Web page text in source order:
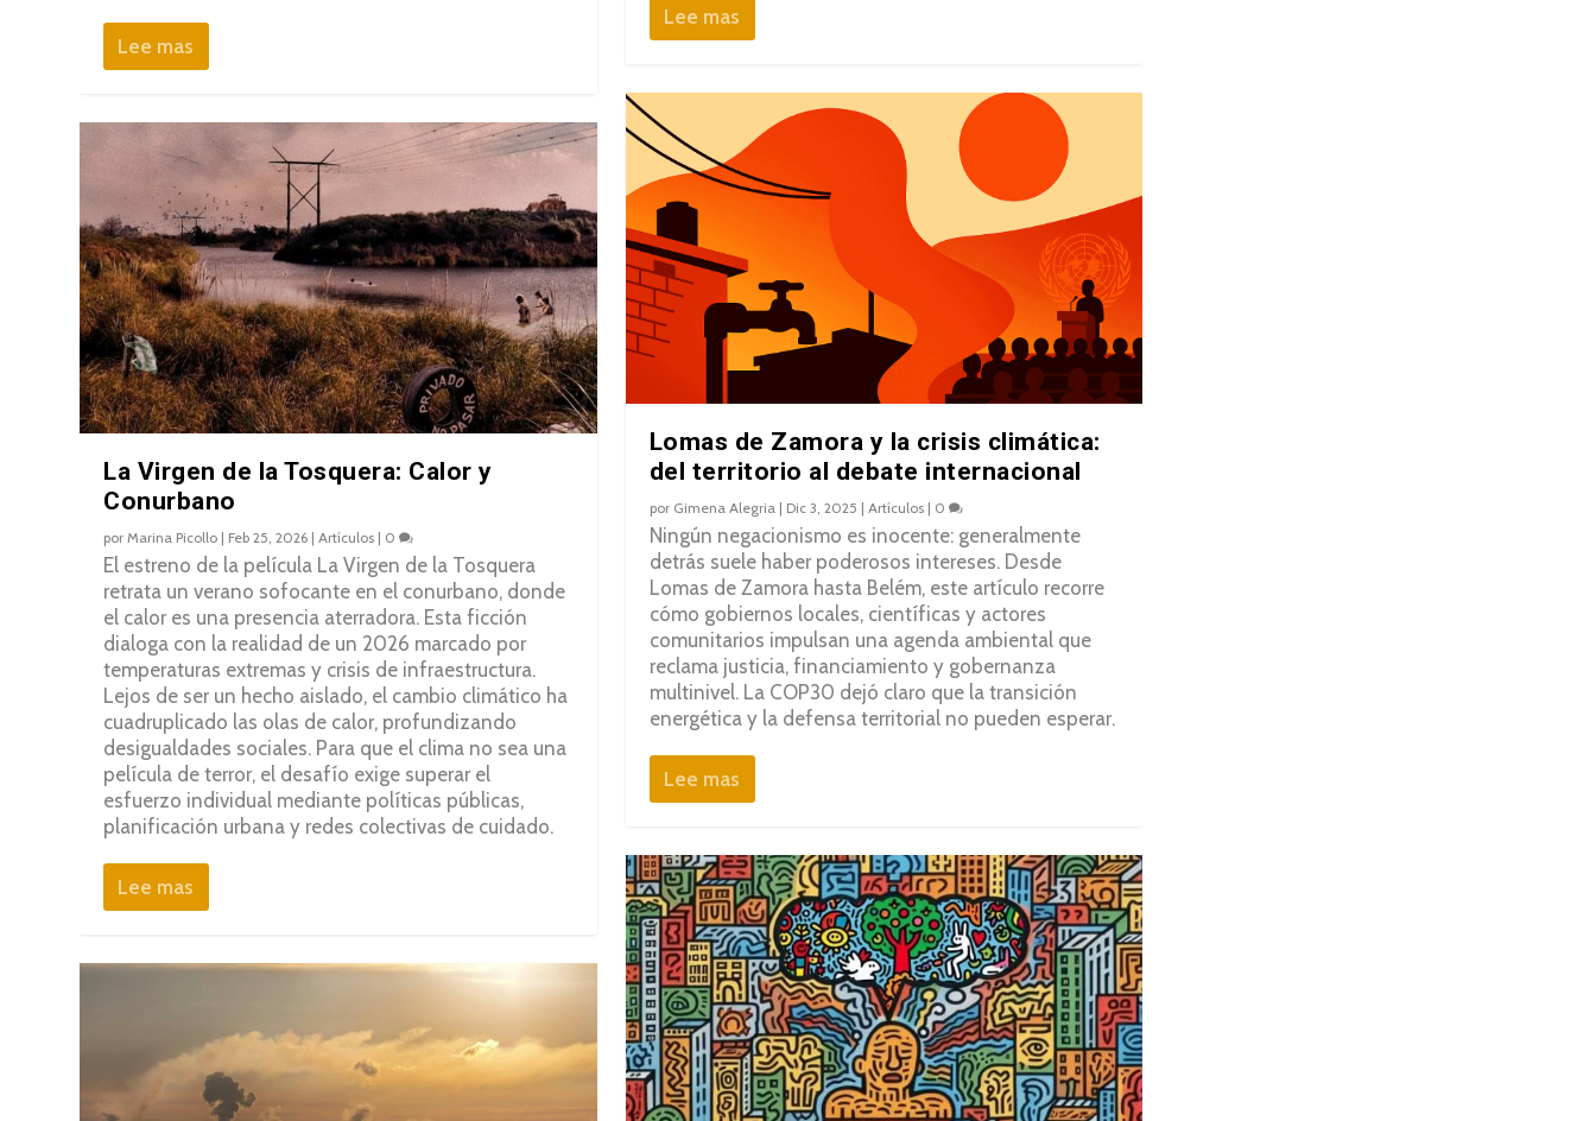
Lee mas
La Virgen de la Tosquera: Calor y
Conurbano
porMarina Picollo | Feb 25, 2026 |Artículos | 0
El estreno de la película La Virgen de la Tosquera
retrata un verano sofocante en el conurbano, donde
el calor es una presencia aterradora. Esta ficción
dialoga con la realidad de un 2026 marcado por
temperaturas extremas y crisis de infraestructura.
Lejos de ser un hecho aislado, el cambio climático ha
cuadruplicado las olas de calor, profundizando
desigualdades sociales. Para que el clima no sea una
película de terror, el desafío exige superar el
esfuerzo individual mediante políticas públicas,
planificación urbana y redes colectivas de cuidado.
Lee mas
Lee mas
Lomas de Zamora y la crisis climática:
del territorio al debate internacional
por Gimena Alegria | Dic 3, 2025 | Artículos| 0
Ningún negacionismo es inocente: generalmente
detrás suele haber poderosos intereses. Desde
Lomas de Zamora hasta Belém, este artículo recorre
cómo gobiernos locales, científicas y actores
comunitarios impulsan una agenda ambiental que
reclama justicia, financiamiento y gobernanza
multinivel. La COP30 dejó claro que la transición
energética y la defensa territorial no pueden esperar.
Lee mas